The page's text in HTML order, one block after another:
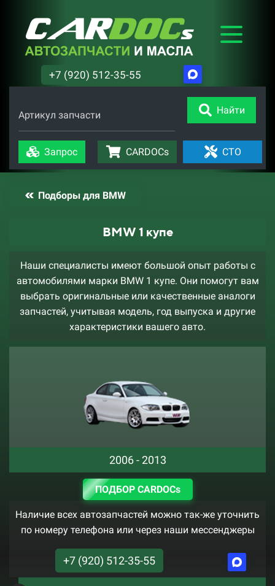
+7 (920) 512-35-55
Артикул запчасти Найти
Запрос CARDOCs СТО
Подборы для BMW
BMW 1 купе
Наши специалисты имеют большой опыт работы с
автомобилями марки BMW 1 купе. Они помогут вам
выбрать оригинальные или качественные аналоги
запчастей, учитывая модель, год выпуска и другие
характеристики вашего авто.
2006 - 2013
ПОДБОР CARDOCs
Наличие всех автозапчастей можно так-же уточнить
по номеру телефона или через наши мессенджеры
+7 (920) 512-35-55